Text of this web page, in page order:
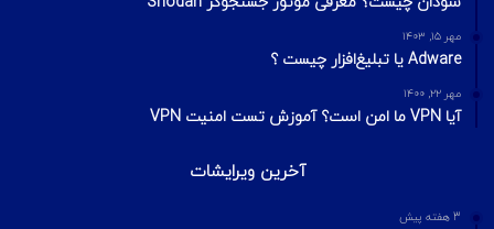
مهر ۱۵, ۱۴۰۳
Adware یا تبلیغ‌افزار چیست ؟
مهر ۲۲, ۱۴۰۰
آیا VPN ما امن است؟ آموزش تست امنیت VPN
آخرین ویرایشات
3 هفته پیش